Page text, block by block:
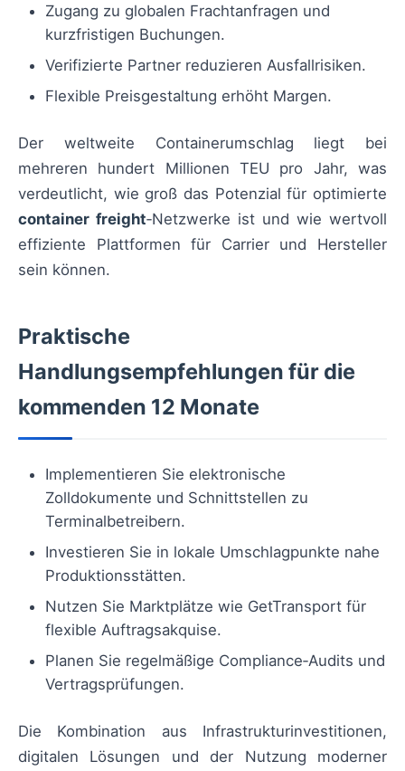
Zugang zu globalen Frachtanfragen und
kurzfristigen Buchungen.
Verifizierte Partner reduzieren Ausfallrisiken.
Flexible Preisgestaltung erhöht Margen.
Der weltweite Containerumschlag liegt bei
mehreren hundert Millionen TEU pro Jahr, was
verdeutlicht, wie groß das Potenzial für optimierte
container freight‑Netzwerke ist und wie wertvoll
effiziente Plattformen für Carrier und Hersteller
sein können.
Praktische
Handlungsempfehlungen für die
kommenden 12 Monate
Implementieren Sie elektronische
Zolldokumente und Schnittstellen zu
Terminalbetreibern.
Investieren Sie in lokale Umschlagpunkte nahe
Produktionsstätten.
Nutzen Sie Marktplätze wie GetTransport für
flexible Auftragsakquise.
Planen Sie regelmäßige Compliance‑Audits und
Vertragsprüfungen.
Die Kombination aus Infrastrukturinvestitionen,
digitalen Lösungen und der Nutzung moderner